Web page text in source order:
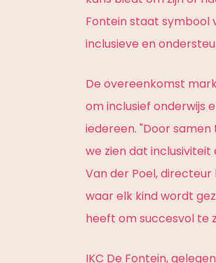
Fontein staat symbool
inclusieve en
De overeenkomst
om inclusief onderwijs
iedereen. "Door
we zien dat inclusiviteit
Van der Poel, directeur
waar elk kind wordt
heeft om succesvol te
IKC De Fontein,